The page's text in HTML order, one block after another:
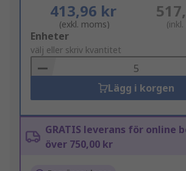
413,96 kr
(exkl. moms)
Add
to
Basket
Enheter
välj eller skriv kvantitet
Lägg i korgen
GRATIS leverans för online
över 750,00 kr